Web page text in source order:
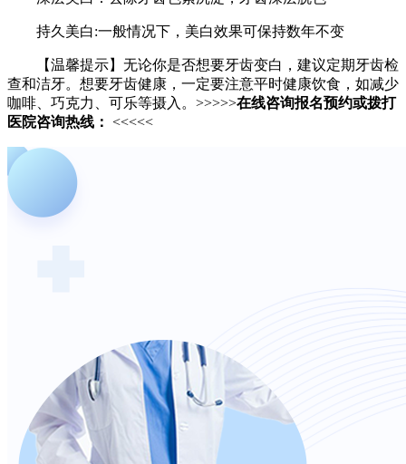
持久美白:一般情况下，美白效果可保持数年不变
【温馨提示】无论你是否想要牙齿变白，建议定期牙齿检
查和洁牙。想要牙齿健康，一定要注意平时健康饮食，如减少
咖啡、巧克力、可乐等摄入。>>>>>在线咨询报名预约或拨打
医院咨询热线： <<<<<